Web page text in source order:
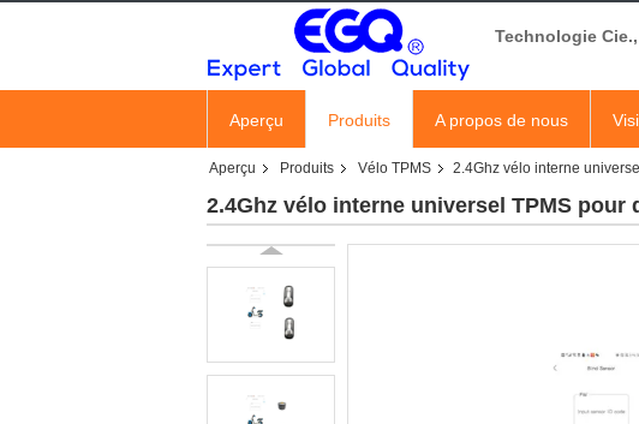
Technologie
Aperçu Produits A propos de nous
Aperçu Produits Vélo TPMS 2.4Ghz vélo interne
2.4Ghz vélo interne universel TPMS